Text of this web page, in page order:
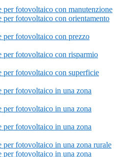
per fotovoltaico con manutenzione
per fotovoltaico con orientamento
per fotovoltaico con prezzo
per fotovoltaico con risparmio
per fotovoltaico con superficie
per fotovoltaico in una zona
per fotovoltaico in una zona
per fotovoltaico in una zona
per fotovoltaico in una zona rurale
per fotovoltaico in una zona